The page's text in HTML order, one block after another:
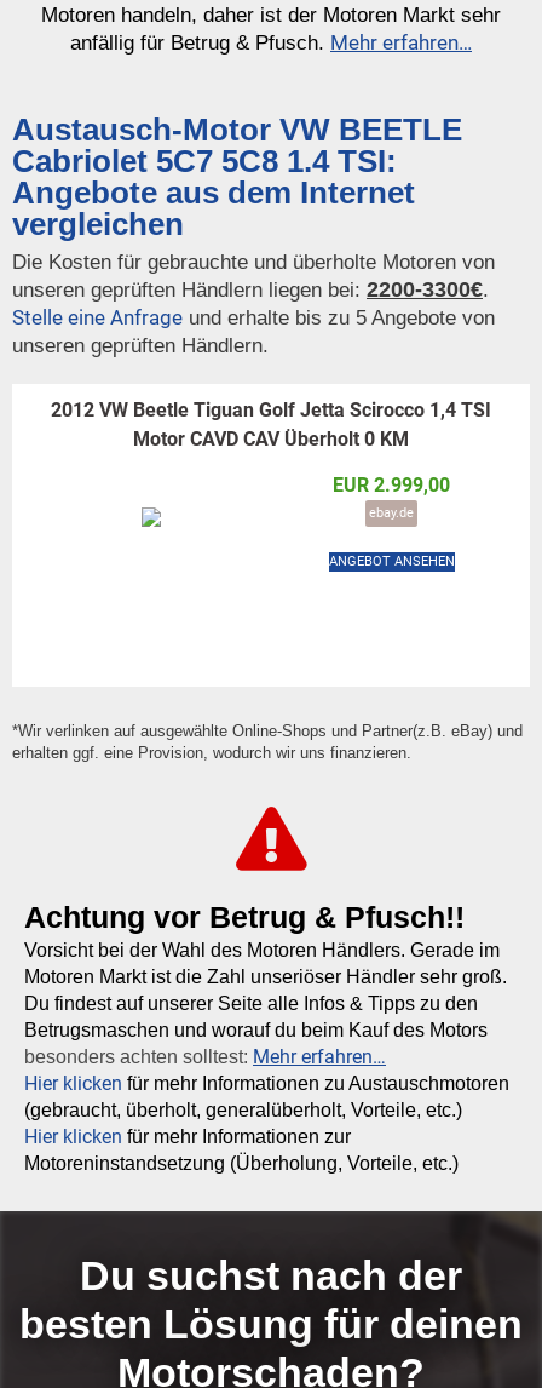
Motoren handeln, daher ist der Motoren Markt sehr
anfällig für Betrug & Pfusch. Mehr erfahren…
Austausch-Motor VW BEETLE
Cabriolet 5C7 5C8 1.4 TSI:
Angebote aus dem Internet
vergleichen
Die Kosten für gebrauchte und überholte Motoren von
unseren geprüften Händlern liegen bei: 2200-3300€.
Stelle eine Anfrage und erhalte bis zu 5 Angebote von
unseren geprüften Händlern.
2012 VW Beetle Tiguan Golf Jetta Scirocco 1,4 TSI
Motor CAVD CAV Überholt 0 KM
EUR 2.999,00
ebay.de
ANGEBOT ANSEHEN
*Wir verlinken auf ausgewählte Online-Shops und Partner(z.B. eBay) und
erhalten ggf. eine Provision, wodurch wir uns finanzieren.
Achtung vor Betrug & Pfusch!!
Vorsicht bei der Wahl des Motoren Händlers. Gerade im
Motoren Markt ist die Zahl unseriöser Händler sehr groß.
Du findest auf unserer Seite alle Infos & Tipps zu den
Betrugsmaschen und worauf du beim Kauf des Motors
besonders achten solltest: Mehr erfahren…
Hier klicken für mehr Informationen zu Austauschmotoren
(gebraucht, überholt, generalüberholt, Vorteile, etc.)
Hier klicken für mehr Informationen zur
Motoreninstandsetzung (Überholung, Vorteile, etc.)
Du suchst nach der
besten Lösung für deinen
Motorschaden?